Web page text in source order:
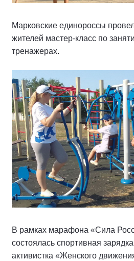
Марковские единороссы
жителей мастер-класс по
тренажерах.
В рамках марафона «Сила
состоялась спортивная
активистка «Женского